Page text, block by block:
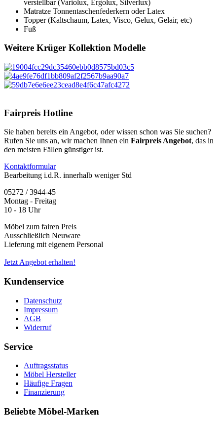
verstellbar (Variolux, Ergolux, Silverlux)
Matratze Tonnentaschenfederkern oder Latex
Topper (Kaltschaum, Latex, Visco, Gelux, Gelair, etc)
Fuß
Weitere Krüger Kollektion Modelle
Fairpreis Hotline
Sie haben bereits ein Angebot, oder wissen schon was Sie suchen?
Rufen Sie uns an, wir machen Ihnen ein Fairpreis Angebot, das in
den meisten Fällen günstiger ist.
Kontaktformular
Bearbeitung i.d.R. innerhalb weniger Std
05272 / 3944-45
Montag - Freitag
10 - 18 Uhr
Möbel zum fairen Preis
Ausschließlich Neuware
Lieferung mit eigenem Personal
Jetzt Angebot erhalten!
Kundenservice
Datenschutz
Impressum
AGB
Widerruf
Service
Auftragsstatus
Möbel Hersteller
Häufige Fragen
Finanzierung
Beliebte Möbel-Marken